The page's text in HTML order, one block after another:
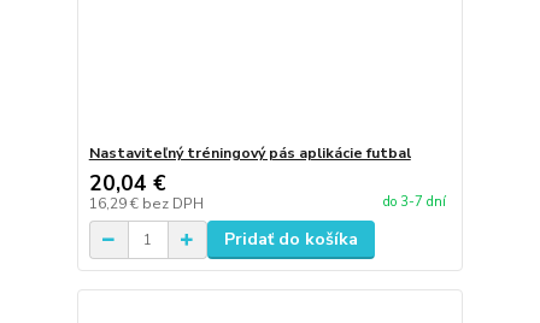
Nastaviteľný tréningový pás aplikácie futbal
20,04 €
16,29 € bez DPH do 3-7 dní
Pridať do košíka